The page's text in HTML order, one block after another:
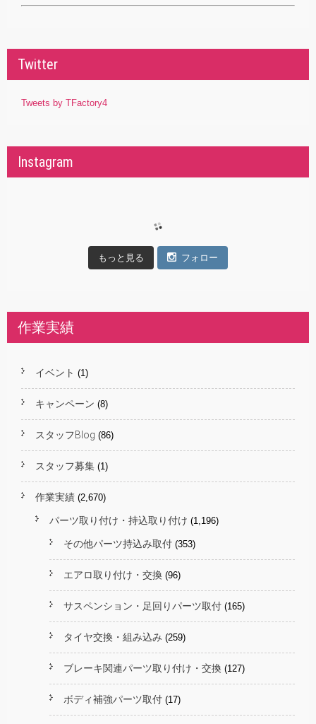
Twitter
Tweets by TFactory4
Instagram
もっと見る フォロー
作業実績
イベント (1)
キャンペーン (8)
スタッフBlog (86)
スタッフ募集 (1)
作業実績 (2,670)
パーツ取り付け・持込取り付け (1,196)
その他パーツ持込み取付 (353)
エアロ取り付け・交換 (96)
サスペンション・足回りパーツ取付 (165)
タイヤ交換・組み込み (259)
ブレーキ関連パーツ取り付け・交換 (127)
ボディ補強パーツ取付 (17)